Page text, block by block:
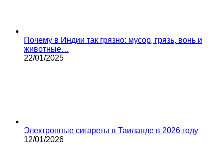
Почему в Индии так грязно: мусор, грязь, вонь и
животные…
22/01/2025
Электронные сигареты в Таиланде в 2026 году
12/01/2026